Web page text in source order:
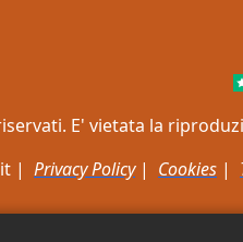
E' vietata la
| Privacy Policy| Cookies |